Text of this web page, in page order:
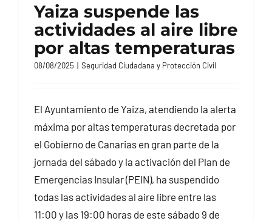
Yaiza suspende las
actividades al aire libre
por altas temperaturas
08/08/2025 | Seguridad Ciudadana y Protección Civil
El Ayuntamiento de Yaiza, atendiendo la alerta
máxima por altas temperaturas decretada por
el Gobierno de Canarias en gran parte de la
jornada del sábado y la activación del Plan de
Emergencias Insular (PEIN), ha suspendido
todas las actividades al aire libre entre las
11:00 y las 19:00 horas de este sábado 9 de